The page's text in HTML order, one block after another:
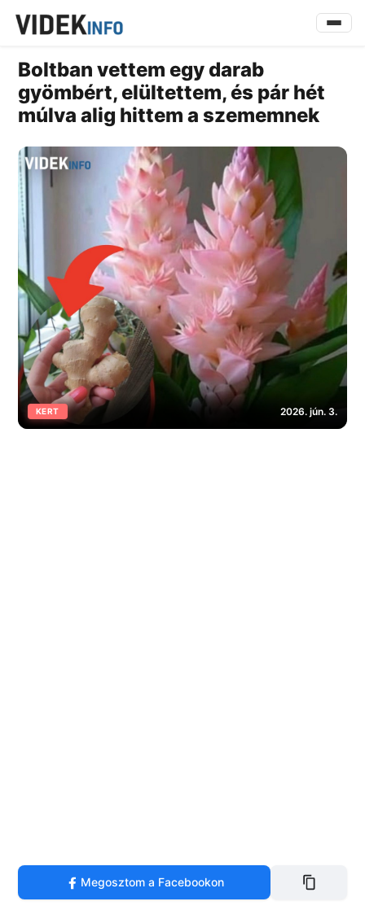
Boltban vettem egy darab
gyömbért, elültettem, és pár hét
múlva alig hittem a szememnek
KERT 2026. jún. 3.
Megosztom a Facebookon